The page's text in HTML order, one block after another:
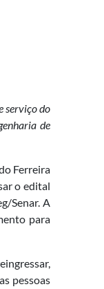
serviço do
de
Ferreira
o edital
Senar. A
para
pessoas